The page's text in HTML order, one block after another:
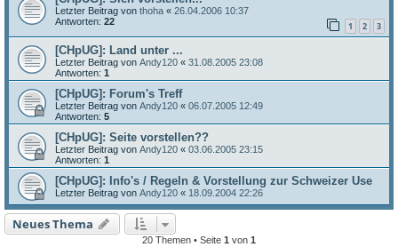
Letzter Beitrag von thoha « 26.04.2006 10:37
Antworten: 22 1 2 3
[CHpUG]: Land unter ...
Letzter Beitrag von Andy120 « 31.08.2005 23:08
Antworten: 1
[CHpUG]: Forum's Treff
Letzter Beitrag von Andy120 « 06.07.2005 12:49
Antworten: 5
[CHpUG]: Seite vorstellen??
Letzter Beitrag von Andy120 « 03.06.2005 23:15
Antworten: 1
[CHpUG]: Info's / Regeln & Vorstellung zur Schweizer Use
Letzter Beitrag von Andy120 « 18.09.2004 22:26
Neues Thema
20 Themen • Seite 1 von 1